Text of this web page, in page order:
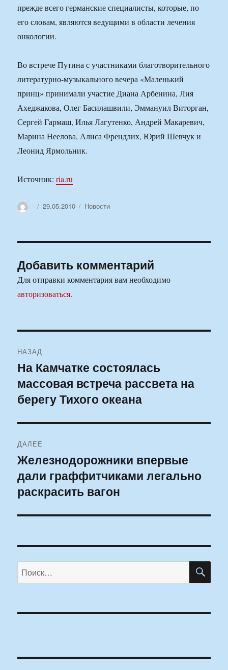
прежде всего германские специалисты, которые, по
его словам, являются ведущими в области лечения
онкологии.
Во встрече Путина с участниками благотворительного
литературно-музыкального вечера «Маленький
принц» принимали участие Диана Арбенина, Лия
Ахеджакова, Олег Басилашвили, Эммануил Виторган,
Сергей Гармаш, Илья Лагутенко, Андрей Макаревич,
Марина Неелова, Алиса Френдлих, Юрий Шевчук и
Леонид Ярмольник.
Источник:ria.ru
АвторОпубликовано
29.05.2010 Рубрики
Новости
Добавить комментарий
Для отправки комментария вам необходимо
авторизоваться.
по
записям
НАЗАД
Предыдущая
запись:
На Камчатке состоялась
массовая встреча рассвета на
берегу Тихого океана
ДАЛЕЕ
Следующая
запись:
Железнодорожники впервые
дали граффитчиками легально
раскрасить вагон
Искать: